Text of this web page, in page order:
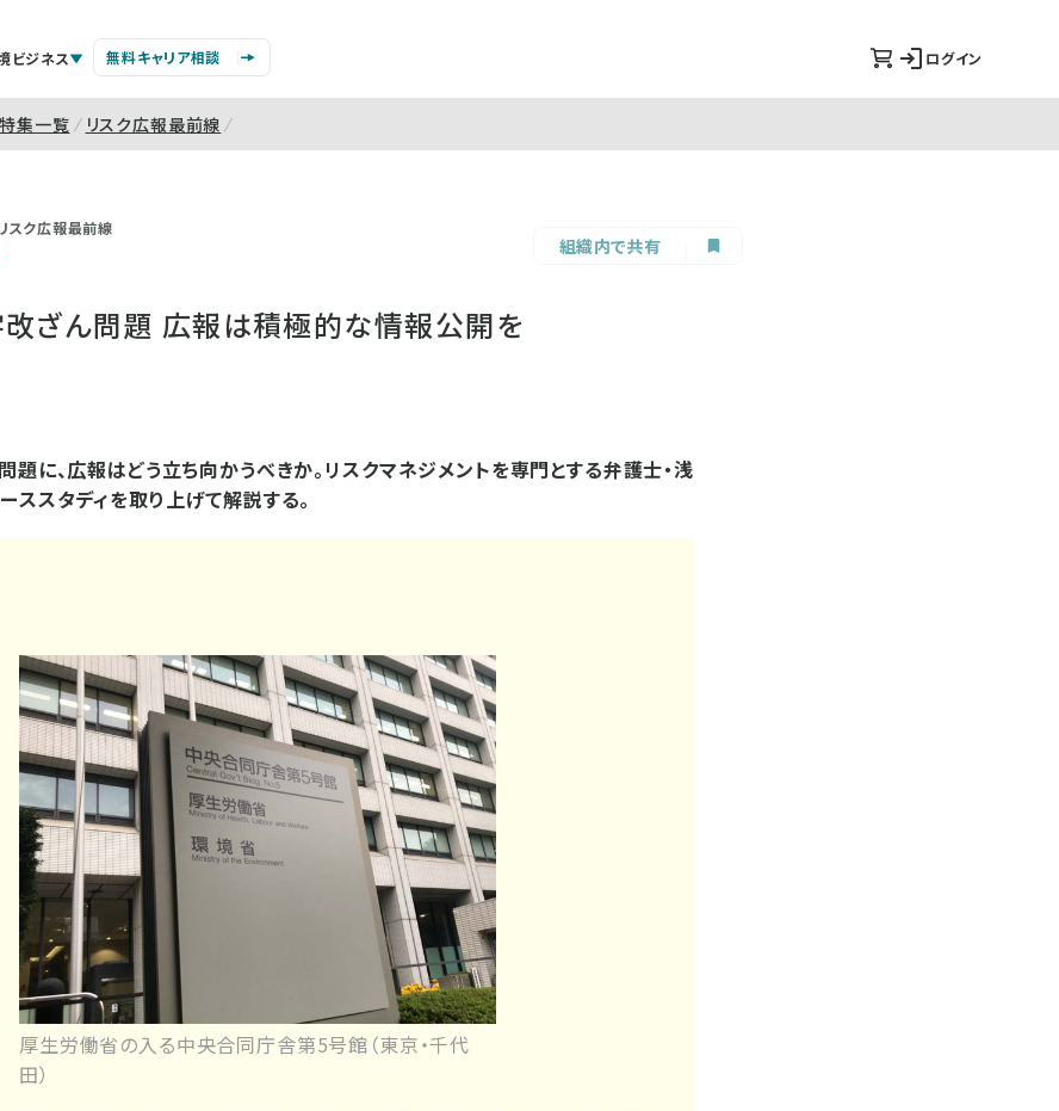
ビジネス 無料キャリア相談 ログイン
特集一覧 リスク広報最前線
スク広報最前線
組織内で共有
ざん問題 広報は積極的な情報公開を
に、広報はどう立ち向かうべきか。リスクマネジメントを専門とする弁護士・浅
スタディを取り上げて解説する。
厚生労働省の入る中央合同庁舎第5号館（東京・千代
田）